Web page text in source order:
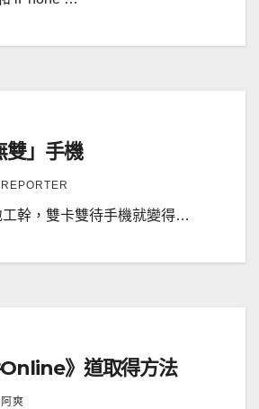
」手機
REPORTER
工幹，雙卡雙待手機就變得…
Online》道取得方法
阿爽